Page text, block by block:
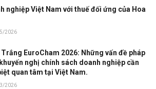
nghiệp Việt Nam với thuế đối ứng của Hoa
2026
EuroCham 2026: Những vấn đề pháp
khuyến nghị chính sách doanh nghiệp cần
quan tâm tại Việt Nam.
2026